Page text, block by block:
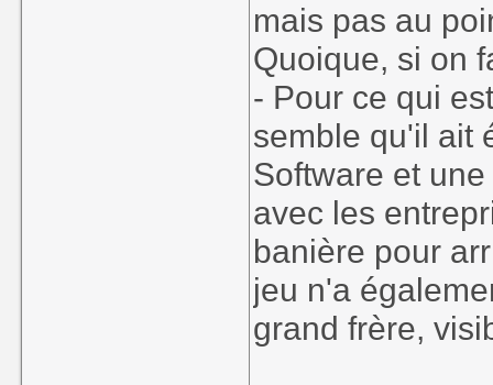
mais pas au
Quoique, si on
- Pour ce qui
semble qu'il ait
Software et
avec les
banière pour
jeu n'a
grand frère,